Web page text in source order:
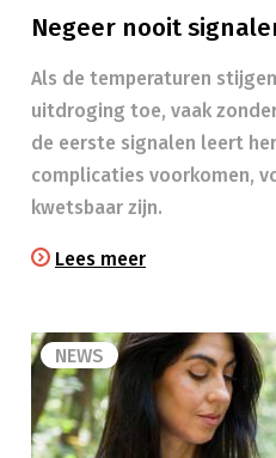
Negeer nooit
Als de temperaturen
uitdroging toe, vaak
de eerste signalen leert
complicaties voorkomen,
kwetsbaar zijn.
Lees meer
NEWS